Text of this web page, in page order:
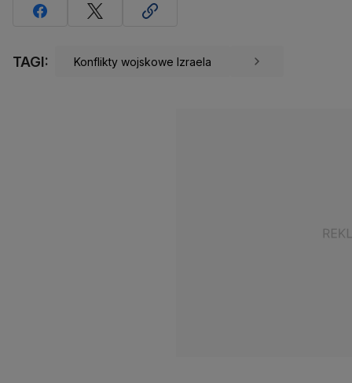
TAGI: Konflikty wojskowe Izraela